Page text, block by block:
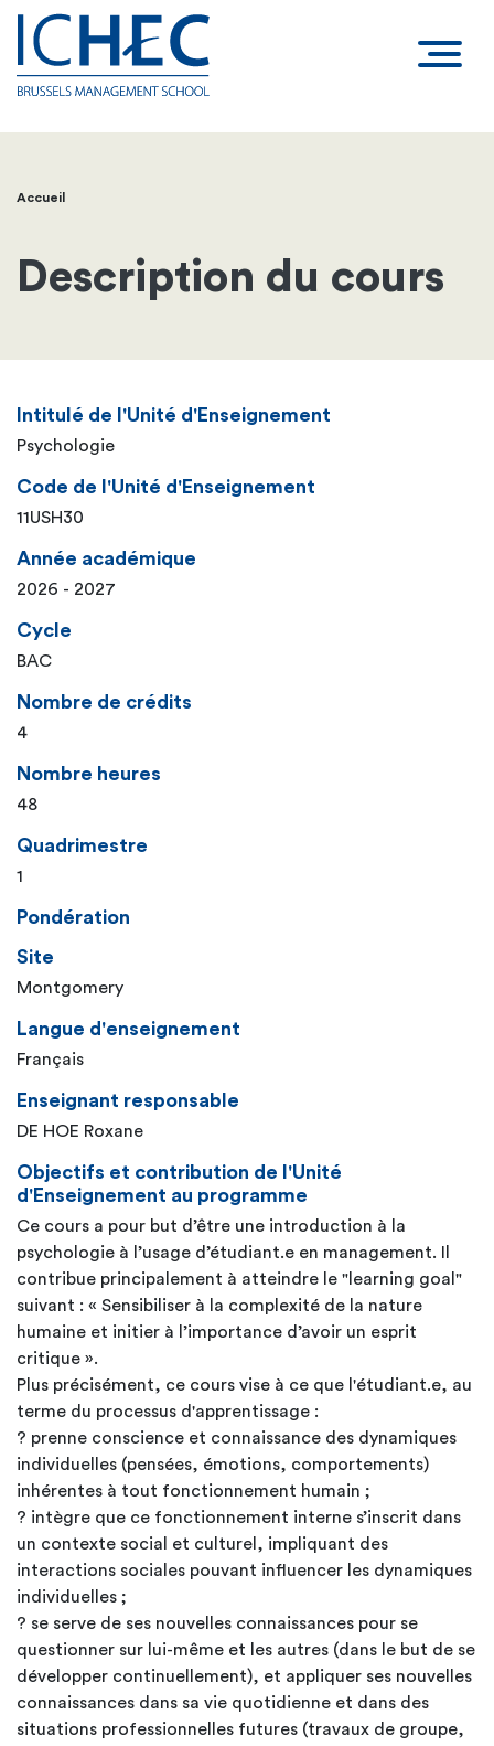
Fil
d'Ariane
Accueil
Description du cours
Intitulé de l'Unité d'Enseignement
Psychologie
Code de l'Unité d'Enseignement
11USH30
Année académique
2026 - 2027
Cycle
BAC
Nombre de crédits
4
Nombre heures
48
Quadrimestre
1
Pondération
Site
Montgomery
Langue d'enseignement
Français
Enseignant responsable
DE HOE Roxane
Objectifs et contribution de l'Unité
d'Enseignement au programme
Ce cours a pour but d’être une introduction à la
psychologie à l’usage d’étudiant.e en management. Il
contribue principalement à atteindre le "learning goal"
suivant : « Sensibiliser à la complexité de la nature
humaine et initier à l’importance d’avoir un esprit
critique ».
Plus précisément, ce cours vise à ce que l'étudiant.e, au
terme du processus d'apprentissage :
? prenne conscience et connaissance des dynamiques
individuelles (pensées, émotions, comportements)
inhérentes à tout fonctionnement humain ;
? intègre que ce fonctionnement interne s’inscrit dans
un contexte social et culturel, impliquant des
interactions sociales pouvant influencer les dynamiques
individuelles ;
? se serve de ses nouvelles connaissances pour se
questionner sur lui-même et les autres (dans le but de se
développer continuellement), et appliquer ses nouvelles
connaissances dans sa vie quotidienne et dans des
situations professionnelles futures (travaux de groupe,